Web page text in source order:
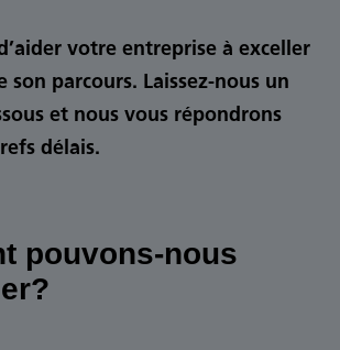
votre entreprise à exceller
parcours. Laissez-nous un
et nous vous répondrons
délais.